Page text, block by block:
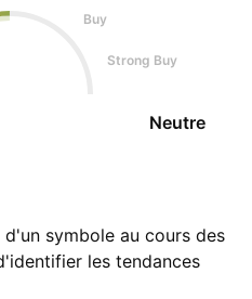
Buy
Strong Buy
Neutre
symbole au cours des
les tendances